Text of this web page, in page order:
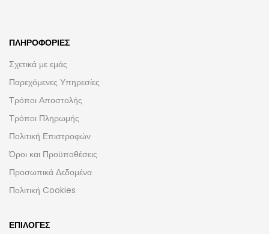
ΠΛΗΡΟΦΟΡΊΕΣ
Σχετικά με εμάς
Παρεχόμενες Υπηρεσίες
Τρόποι Αποστολής
Τρόποι Πληρωμής
Πολιτική Επιστροφών
Όροι και Προϋποθέσεις
Προσωπικά Δεδομένα
Πολιτική Cookies
ΕΠΙΛΟΓΈΣ